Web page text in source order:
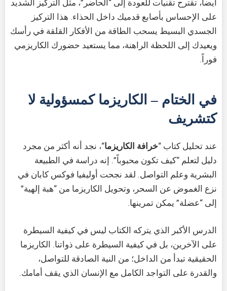
أيضاً، تقترح تقنيات للعودة إلى “الحاضر”، مثل التركيز الشديد
على الإحساس بأصابع قدميك داخل الحذاء. هذا التركيز
الجسدي البسيط يسحب الطاقة من الأفكار القلقة في رأسك
ويعيدك إلى اللحظة الراهنة، مما يستعيد حضورك الكاريزمي
فوراً.
في الختام – الكاريزما كمسؤولية لا
كتشريف
عند تحليل كتاب “خرافة الكاريزما“، نجد أنه أكثر من مجرد
دليل لتعلم “كيف تكون محبوباً”. إنه دراسة في الطبيعة
البشرية وعلم التواصل. لقد نجحت أوليفيا فوكس كابان في
نزع الغموض عن السحر، وتحويل الكاريزما من “هبة إلهية”
إلى “عضلة” يمكن تمرينها.
الدرس الأكبر الذي يتركه الكتاب ليس في كيفية السيطرة
على الآخرين، بل في كيفية السيطرة على ذواتنا. الكاريزما
الحقيقية تبدأ من الداخل؛ من النية الصادقة للتواصل،
والقدرة على التواجد الكامل مع الإنسان الذي يقف أمامك.